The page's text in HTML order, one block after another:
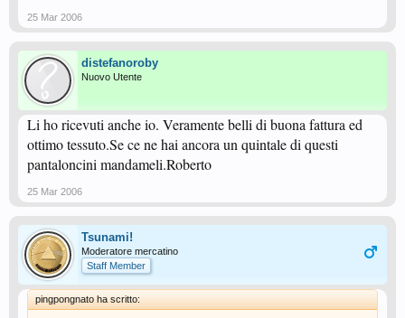
25 Mar 2006
distefanoroby
Nuovo Utente
Li ho ricevuti anche io. Veramente belli di buona fattura ed
ottimo tessuto.Se ce ne hai ancora un quintale di questi
pantaloncini mandameli.Roberto
25 Mar 2006
Tsunami!
Moderatore mercatino
Staff Member
pingpongnato ha scritto: